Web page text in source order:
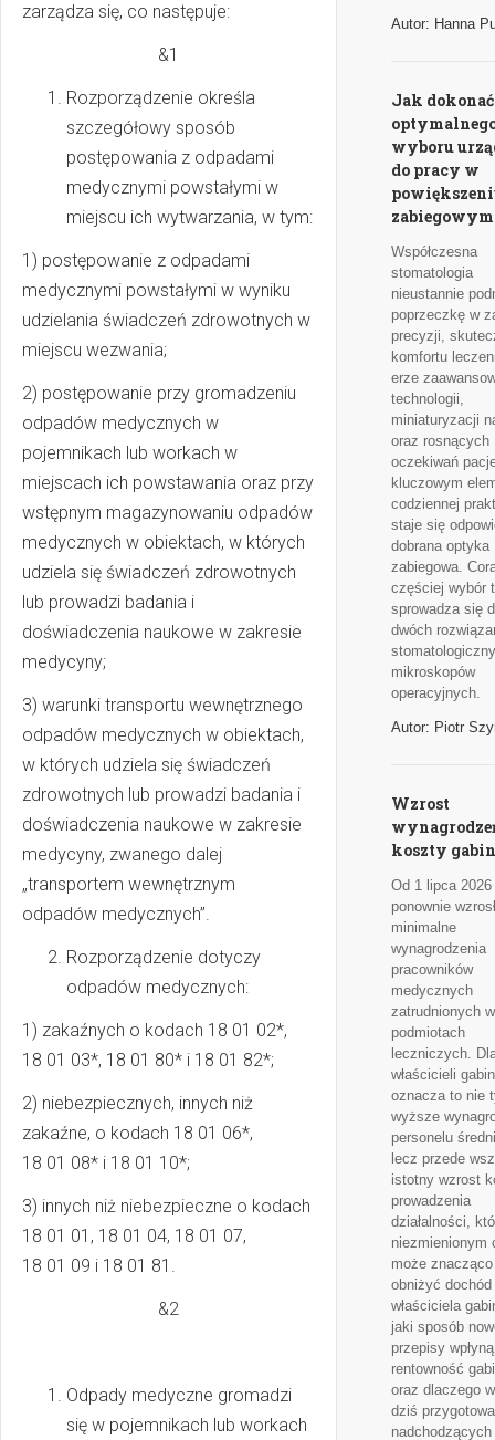
zarządza się, co następuje:
&1
Rozporządzenie określa
szczegółowy sposób
postępowania z odpadami
medycznymi powstałymi w
miejscu ich wytwarzania, w tym:
1) postępowanie z odpadami
medycznymi powstałymi w wyniku
udzielania świadczeń zdrowotnych w
miejscu wezwania;
2) postępowanie przy gromadzeniu
odpadów medycznych w
pojemnikach lub workach w
miejscach ich powstawania oraz przy
wstępnym magazynowaniu odpadów
medycznych w obiektach, w których
udziela się świadczeń zdrowotnych
lub prowadzi badania i
doświadczenia naukowe w zakresie
medycyny;
3) warunki transportu wewnętrznego
odpadów medycznych w obiektach,
w których udziela się świadczeń
zdrowotnych lub prowadzi badania i
doświadczenia naukowe w zakresie
medycyny, zwanego dalej
„transportem wewnętrznym
odpadów medycznych”.
Rozporządzenie dotyczy
odpadów medycznych:
1) zakaźnych o kodach 18 01 02*,
18 01 03*, 18 01 80* i 18 01 82*;
2) niebezpiecznych, innych niż
zakaźne, o kodach 18 01 06*,
18 01 08* i 18 01 10*;
3) innych niż niebezpieczne o kodach
18 01 01, 18 01 04, 18 01 07,
18 01 09 i 18 01 81.
&2
Odpady medyczne gromadzi
się w pojemnikach lub workach
Autor: Hanna
Jak dokonać
wyboru
do pracy w
zabiegowym
Współczesna
stomatologia
nieustannie
poprzeczkę w
precyzji,
komfortu
erze
technologii,
miniaturyzacji
oraz rosnących
oczekiwań
kluczowym
codziennej
staje się
dobrana optyka
zabiegowa.
częściej wybór
sprowadza się
dwóch
mikroskopów
operacyjnych.
Autor: Piotr
Wzrost
koszty
Od 1 lipca 2026
ponownie
minimalne
wynagrodzenia
pracowników
medycznych
zatrudnionych w
podmiotach
leczniczych.
właścicieli
oznacza to nie
wyższe
personelu
lecz przede
istotny wzrost
prowadzenia
działalności,
niezmienionym
może znacząco
obniżyć dochód
właściciela
jaki sposób
przepisy
rentowność
oraz dlaczego
dziś